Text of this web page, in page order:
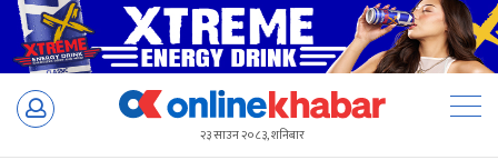
Skip
२३ साउन २०८३, शनिबार